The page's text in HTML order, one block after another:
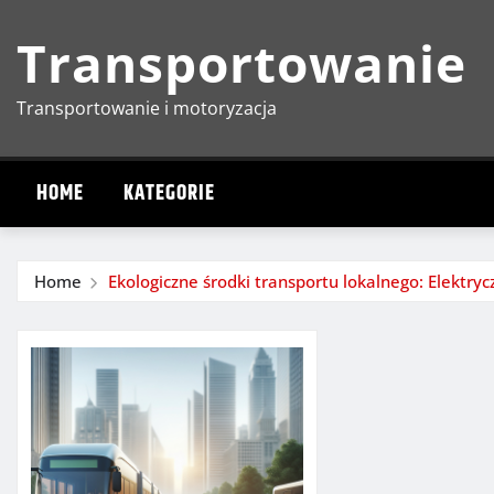
content
Transportowanie
Transportowanie i motoryzacja
HOME KATEGORIE
Home Ekologiczne środki transportu lokalnego: